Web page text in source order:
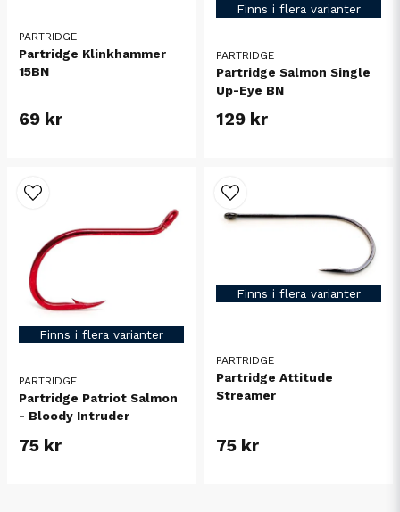
PARTRIDGE
Partridge Klinkhammer
15BN
69 kr
Finns i flera varianter
PARTRIDGE
Partridge Salmon Single
Up-Eye BN
129 kr
Finns i flera varianter
PARTRIDGE
Partridge Patriot Salmon
- Bloody Intruder
75 kr
Finns i flera varianter
PARTRIDGE
Partridge Attitude
Streamer
75 kr